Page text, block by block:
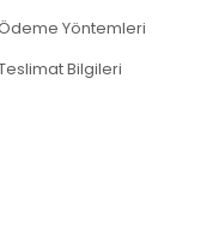
Yöntemleri
Bilgileri